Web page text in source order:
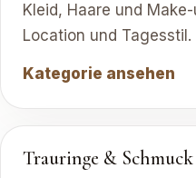
Kleid, Haare und
Location und Tagesstil.
Kategorie ansehen
Trauringe & Schmuck